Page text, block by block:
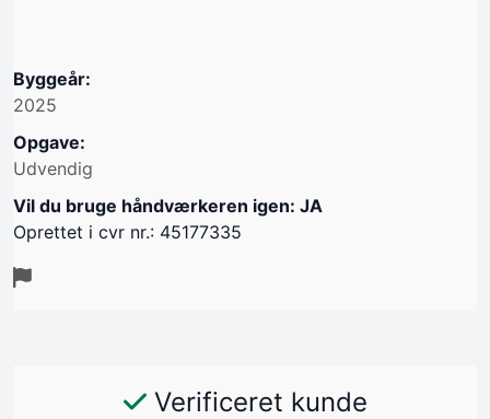
Byggeår:
2025
Opgave:
Udvendig
Vil du bruge håndværkeren igen: JA
Oprettet i cvr nr.: 45177335
Verificeret kunde